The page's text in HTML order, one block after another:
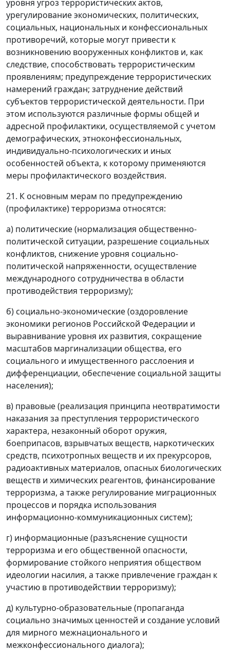
уровня угроз террористических актов,
урегулирование экономических, политических,
социальных, национальных и конфессиональных
противоречий, которые могут привести к
возникновению вооруженных конфликтов и, как
следствие, способствовать террористическим
проявлениям; предупреждение террористических
намерений граждан; затруднение действий
субъектов террористической деятельности. При
этом используются различные формы общей и
адресной профилактики, осуществляемой с учетом
демографических, этноконфессиональных,
индивидуально-психологических и иных
особенностей объекта, к которому применяются
меры профилактического воздействия.
21. К основным мерам по предупреждению
(профилактике) терроризма относятся:
а) политические (нормализация общественно-
политической ситуации, разрешение социальных
конфликтов, снижение уровня социально-
политической напряженности, осуществление
международного сотрудничества в области
противодействия терроризму);
б) социально-экономические (оздоровление
экономики регионов Российской Федерации и
выравнивание уровня их развития, сокращение
масштабов маргинализации общества, его
социального и имущественного расслоения и
дифференциации, обеспечение социальной защиты
населения);
в) правовые (реализация принципа неотвратимости
наказания за преступления террористического
характера, незаконный оборот оружия,
боеприпасов, взрывчатых веществ, наркотических
средств, психотропных веществ и их прекурсоров,
радиоактивных материалов, опасных биологических
веществ и химических реагентов, финансирование
терроризма, а также регулирование миграционных
процессов и порядка использования
информационно-коммуникационных систем);
г) информационные (разъяснение сущности
терроризма и его общественной опасности,
формирование стойкого неприятия обществом
идеологии насилия, а также привлечение граждан к
участию в противодействии терроризму);
д) культурно-образовательные (пропаганда
социально значимых ценностей и создание условий
для мирного межнационального и
межконфессионального диалога);